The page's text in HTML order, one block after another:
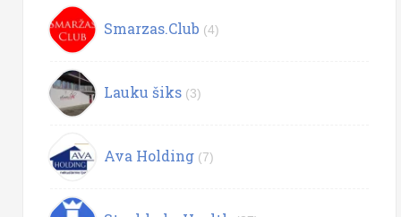
Smarzas.Club (4)
Lauku šiks (3)
Ava Holding (7)